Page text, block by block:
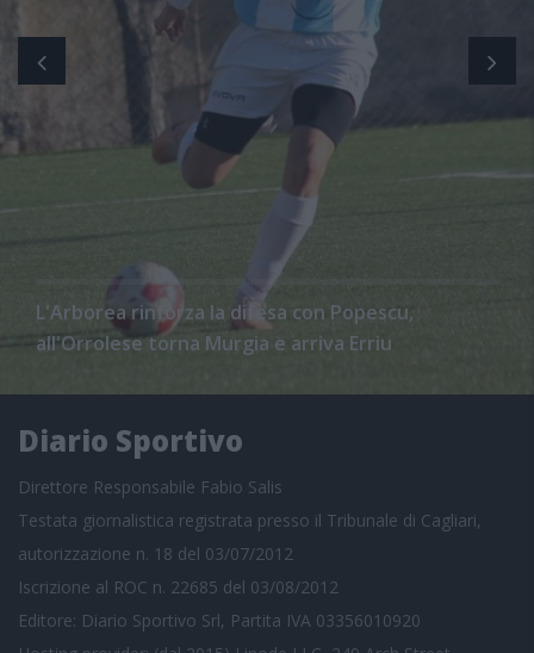
L'Arborea rinforza la difesa con Popescu,
all'Orrolese torna Murgia e arriva Erriu
Diario Sportivo
Direttore Responsabile Fabio Salis
Testata giornalistica registrata presso il Tribunale di Cagliari,
autorizzazione n. 18 del 03/07/2012
Iscrizione al ROC n. 22685 del 03/08/2012
Editore: Diario Sportivo Srl, Partita IVA 03356010920